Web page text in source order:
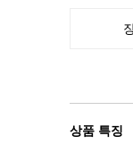
상품 특징